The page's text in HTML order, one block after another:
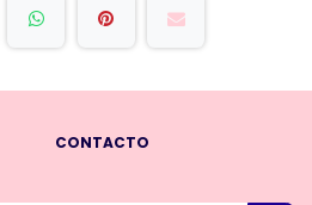
CONTACTO